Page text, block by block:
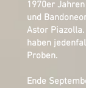
1970er
und
Astor
haben
Proben.
Ende